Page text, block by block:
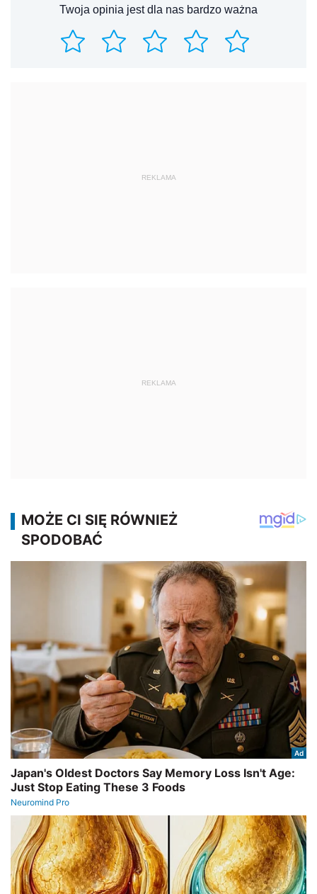
Twoja opinia jest dla nas bardzo ważna
REKLAMA
REKLAMA